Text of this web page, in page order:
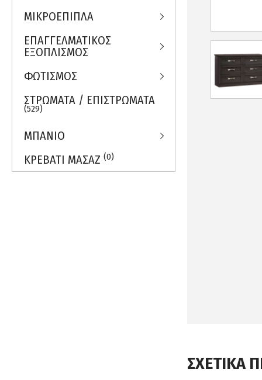
ΜΙΚΡΟΕΠΙΠΛΑ
ΕΠΑΓΓΕΛΜΑΤΙΚΟΣ
ΕΞΟΠΛΙΣΜΟΣ
ΦΩΤΙΣΜΟΣ
ΣΤΡΩΜΑΤΑ / ΕΠΙΣΤΡΩΜΑΤΑ
(529)
ΜΠΑΝΙΟ
ΚΡΕΒΑΤΙ ΜΑΣΑΖ (0)
ΣΧΕΤΙΚΑ